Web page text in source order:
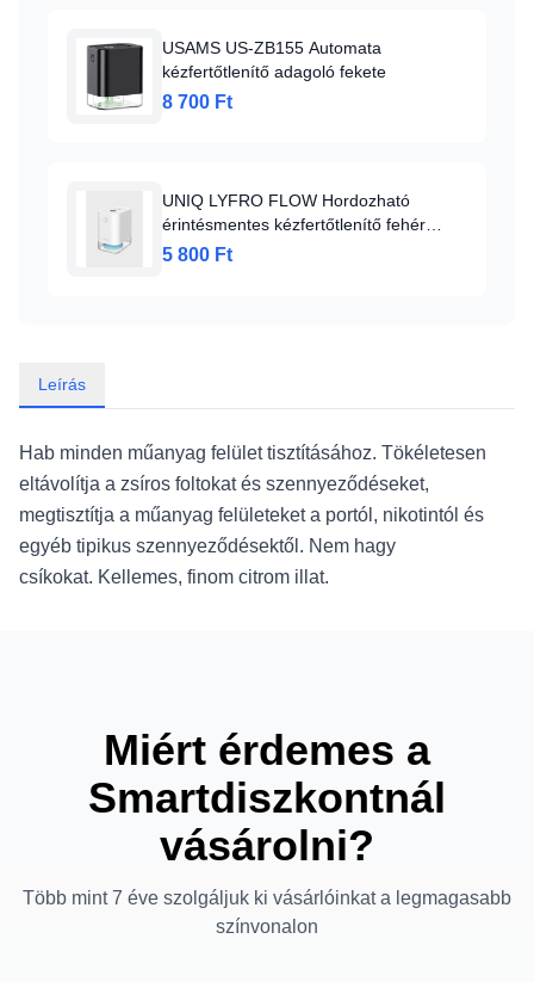
USAMS US-ZB155 Automata
kézfertőtlenítő adagoló fekete
8 700 Ft
UNIQ LYFRO FLOW Hordozható
érintésmentes kézfertőtlenítő fehér
(48917)
5 800 Ft
Leírás
Hab minden műanyag felület tisztításához. Tökéletesen
eltávolítja a zsíros foltokat és szennyeződéseket,
megtisztítja a műanyag felületeket a portól, nikotintól és
egyéb tipikus szennyeződésektől. Nem hagy
csíkokat. Kellemes, finom citrom illat.
Miért érdemes a
Smartdiszkontnál
vásárolni?
Több mint 7 éve szolgáljuk ki vásárlóinkat a legmagasabb
színvonalon